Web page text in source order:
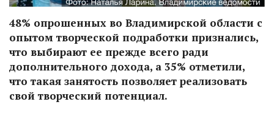
48% опрошенных во Владимирской области с
опытом творческой подработки признались,
что выбирают ее прежде всего ради
дополнительного дохода, а 35% отметили,
что такая занятость позволяет реализовать
свой творческий потенциал.